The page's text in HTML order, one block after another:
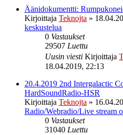
Äänidokumentti:
Kirjoittaja Teknojta »
keskustelua
0 Vastaukset
29507 Luettu
Uusin viesti Kirjoittaja
18.04.2019, 22:13
20.4.2019 2nd Intergalactic
HardSoundRadio-HSR
Kirjoittaja Teknojta »
Radio/Webradio/Live stream
0 Vastaukset
31040 Luettu